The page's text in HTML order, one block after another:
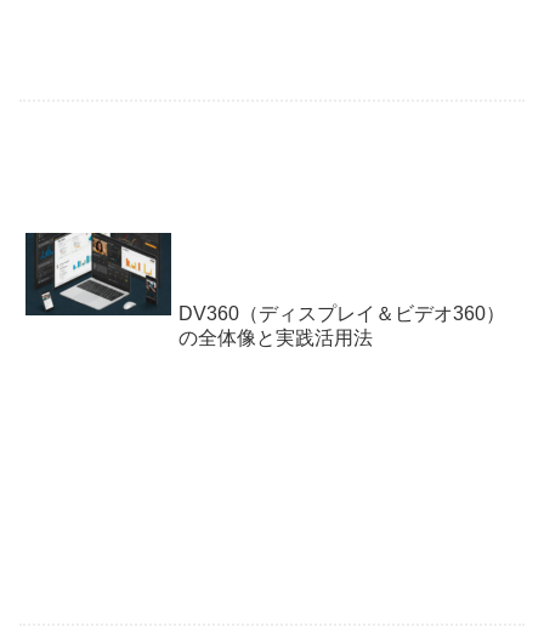
DV360（ディスプレイ＆ビデオ360）
の全体像と実践活用法